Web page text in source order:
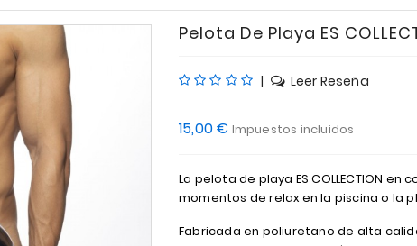
Pelota De Playa ES
| Leer Reseña
15,00 € Impuestos incluidos
La pelota de playa ES COLLECTION
momentos de relax en la piscina o la
Fabricada en poliuretano de alta